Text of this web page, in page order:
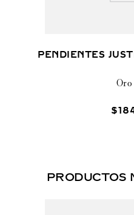
PENDIENTES
Oro
$
PRODUCTOS